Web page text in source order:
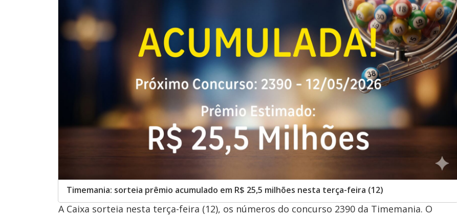
Timemania: sorteia prêmio acumulado em R$ 25,5 milhões nesta terça-feira (12)
A Caixa sorteia nesta terça-feira (12), os números do concurso 2390 da Timemania. O